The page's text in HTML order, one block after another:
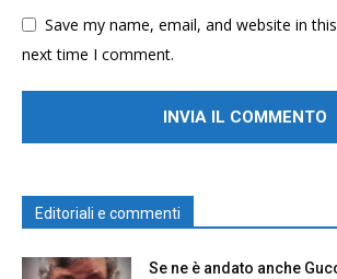
Save my name, email, and website in
next time I comment.
Editoriali e commenti
Se ne è andato anche